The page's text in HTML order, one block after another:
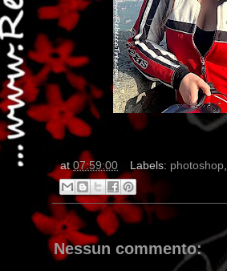
at07:59:00 Labels: photoshop,
Nessun commento: